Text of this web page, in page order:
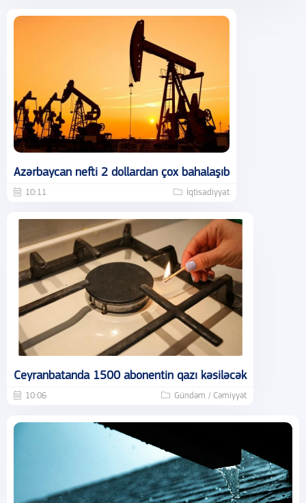
Azərbaycan nefti 2 dollardan çox bahalaşıb
10:11 İqtisadiyyat
Ceyranbatanda 1500 abonentin qazı kəsiləcək
10:06 Gündəm / Cəmiyyət